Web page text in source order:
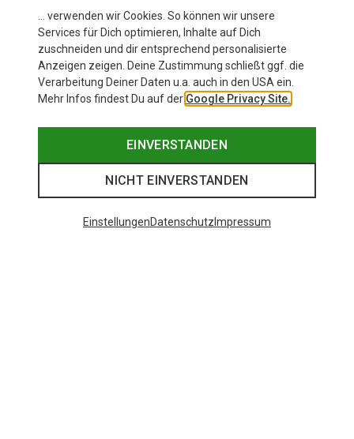
… verwenden wir Cookies. So können wir unsere
Services für Dich optimieren, Inhalte auf Dich
zuschneiden und dir entsprechend personalisierte
Anzeigen zeigen. Deine Zustimmung schließt ggf. die
Verarbeitung Deiner Daten u.a. auch in den USA ein.
Mehr Infos findest Du auf der Google Privacy Site.
EINVERSTANDEN
NICHT EINVERSTANDEN
EinstellungenDatenschutz Impressum